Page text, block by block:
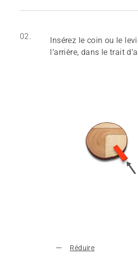
02.
Insérez le coin ou le
l’arrière, dans le trait
Réduire